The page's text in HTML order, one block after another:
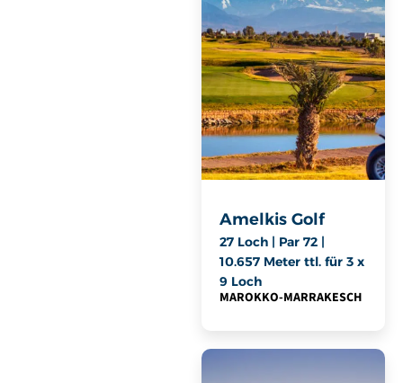
Amelkis Golf
27 Loch | Par 72 |
10.657 Meter ttl. für 3 x
9 Loch
MAROKKO-MARRAKESCH